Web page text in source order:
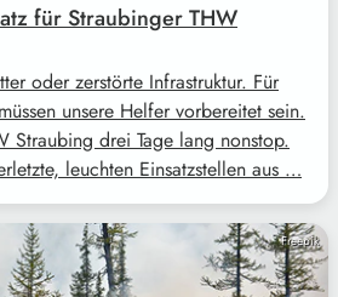
für Straubinger THW
oder zerstörte Infrastruktur. Für
unsere Helfer vorbereitet sein.
Straubing drei Tage lang nonstop.
leuchten Einsatzstellen aus …
Freepik